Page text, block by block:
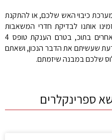
מערכת כיבוי האש שלכם, או להתקנת
אותנו לבדיקת חדרי המשאבות
בבניינים, חדרי הגז ואזורים רגישים אחרים בתוכ, בטרם הענקת טופס 4
שעשיתם את הדבר הנכון, ושאתם
שלכם במבנה שיזמתם.
ספרינקלרים